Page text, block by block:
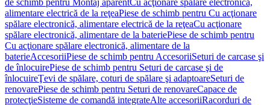
de schimb pentru Montaj aparentCu acţionare spălare electronică,
alimentare electrică de la reţeaPiese de schimb pentru Cu acţionare
spălare electronică, alimentare electrică de la reţeaCu acţionare
spălare electronică, alimentare de la bateriePiese de schimb pentru
Cu acţionare spălare electronică, alimentare de la
baterieAccesoriiPiese de schimb pentru AccesoriiSeturi de carcase şi
de înlocuirePiese de schimb pentru Seturi de carcase şi de
înlocuireŢevi de spălare, coturi de spălare şi adaptoareSeturi de
renovarePiese de schimb pentru Seturi de renovareCapace de
protecţieSisteme de comandă integrateAlte accesoriiRacorduri de